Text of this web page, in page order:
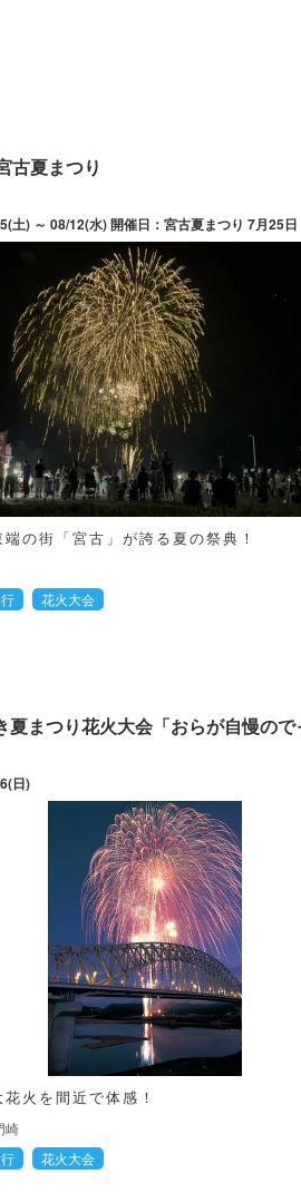
古夏まつり
の街「宮古」が誇る夏の祭典！
花火大会
夏まつり花火大会「おらが自慢ので
日)
火を間近で体感！
崎
花火大会